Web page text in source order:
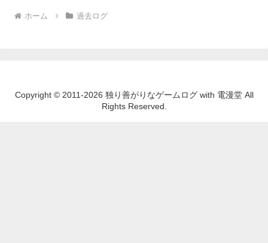
ホーム 過去ログ
Copyright © 2011-2026 独り善がりなゲームログ with 電漫堂 All
Rights Reserved.